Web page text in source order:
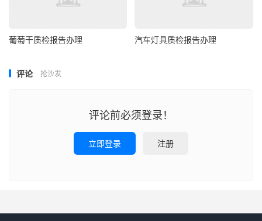
葡萄干质检报告办理 汽车灯具质检报告办理
评论 抢沙发
评论前必须登录！
立即登录 注册